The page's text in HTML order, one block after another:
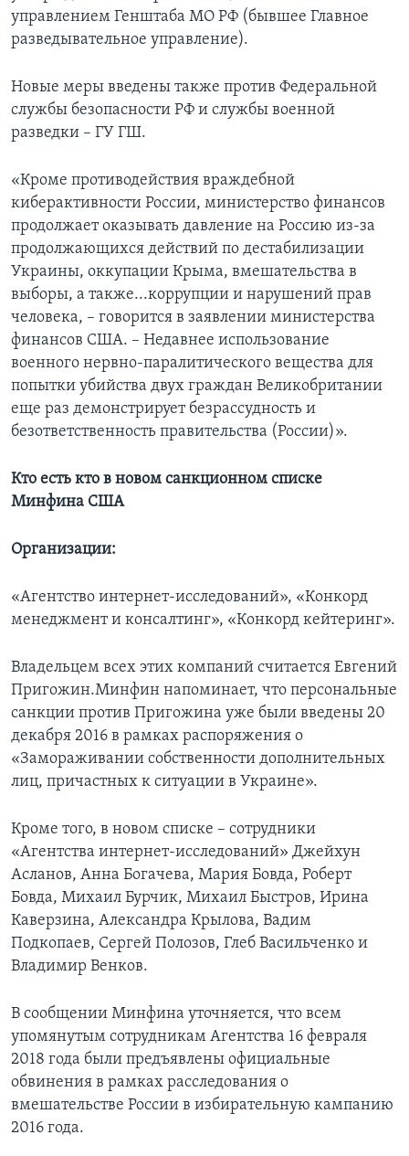
управлением Генштаба МО РФ (бывшее Главное
разведывательное управление).
Новые меры введены также против Федеральной
службы безопасности РФ и службы военной
разведки – ГУ ГШ.
«Кроме противодействия враждебной
киберактивности России, министерство финансов
продолжает оказывать давление на Россию из-за
продолжающихся действий по дестабилизации
Украины, оккупации Крыма, вмешательства в
выборы, а также...коррупции и нарушений прав
человека, – говорится в заявлении министерства
финансов США. – Недавнее использование
военного нервно-паралитического вещества для
попытки убийства двух граждан Великобритании
еще раз демонстрирует безрассудность и
безответственность правительства (России)».
Кто есть кто в новом санкционном списке
Минфина США
Организации:
«Агентство интернет-исследований», «Конкорд
менеджмент и консалтинг», «Конкорд кейтеринг».
Владельцем всех этих компаний считается Евгений
Пригожин.Минфин напоминает, что персональные
санкции против Пригожина уже были введены 20
декабря 2016 в рамках распоряжения о
«Замораживании собственности дополнительных
лиц, причастных к ситуации в Украине».
Кроме того, в новом списке – сотрудники
«Агентства интернет-исследований» Джейхун
Асланов, Анна Богачева, Мария Бовда, Роберт
Бовда, Михаил Бурчик, Михаил Быстров, Ирина
Каверзина, Александра Крылова, Вадим
Подкопаев, Сергей Полозов, Глеб Васильченко и
Владимир Венков.
В сообщении Минфина уточняется, что всем
упомянутым сотрудникам Агентства 16 февраля
2018 года были предъявлены официальные
обвинения в рамках расследования о
вмешательстве России в избирательную кампанию
2016 года.